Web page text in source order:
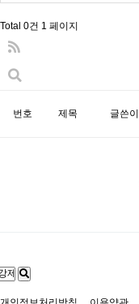
Total 0건 1 페이지
번호 제목 글쓴이